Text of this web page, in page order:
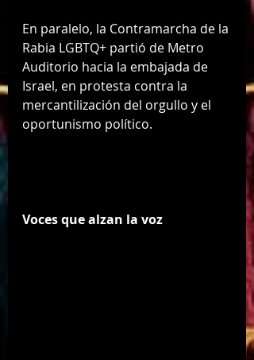
En paralelo, la Contramarcha de la
Rabia LGBTQ+ partió de Metro
Auditorio hacia la embajada de
Israel, en protesta contra la
mercantilización del orgullo y el
oportunismo político.
Voces que alzan la voz